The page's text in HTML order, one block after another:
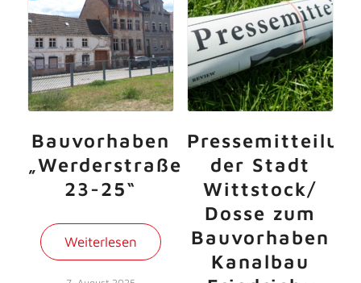
Bauvorhaben
„Werderstraße
23-25“
Weiterlesen
der Stadt
Wittstock/
Dosse zum
Bauvorhaben
Kanalbau